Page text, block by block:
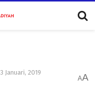
3 Januari, 2019
AA